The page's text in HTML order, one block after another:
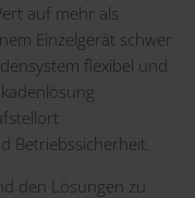
auf mehr als
Einzelgerät schwer
flexibel und
Betriebssicherheit.
den Lösungen zu